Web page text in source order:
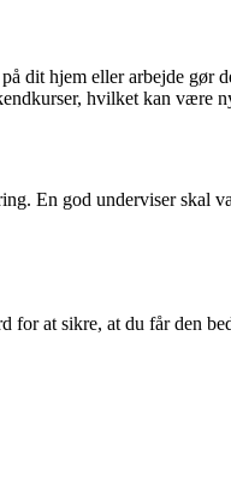
dit hjem eller arbejde gør
hvilket kan være
En god underviser skal
at sikre, at du får den